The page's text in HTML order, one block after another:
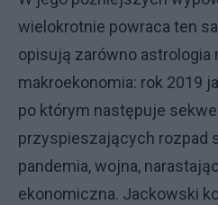
wielokrotnie powraca ten
opisują zarówno astrologia
makroekonomia: rok 2019
po którym następuje
przyspieszających rozpad
pandemia, wojna,
ekonomiczna. Jackowski